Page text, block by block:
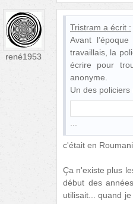
rené1953
Tristram a écrit :
Avant
travaillais, la
écrire pour
anonyme.
Un des policiers
c'était en
Ça n'existe plus
début des
utilisait... quand